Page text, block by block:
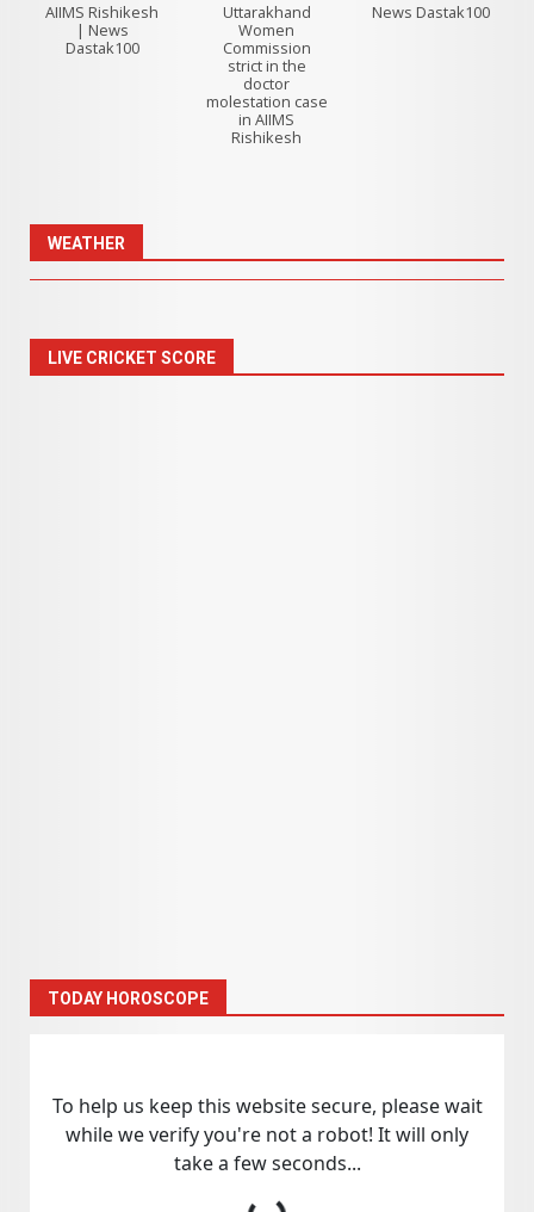
AIIMS Rishikesh
| News
Dastak100
Uttarakhand
Women
Commission
strict in the
doctor
molestation case
in AIIMS
Rishikesh
News Dastak100
WEATHER
LIVE CRICKET SCORE
TODAY HOROSCOPE